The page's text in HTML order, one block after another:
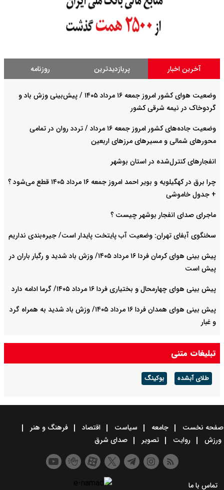
آخرین اخبار پربازدیدترین روزنامه
وضعیت هوای کشور امروز جمعه ۱۶ مرداد ۱۴۰۵ / پیش‌بینی وزش باد و
گردوخاک در نیمه شرقی کشور
وضعیت جاده‌های کشور امروز جمعه ۱۶ مرداد / تردد روان در تمامی
محورهای شمالی و مسیرهای مرزهای اربعین
انفجارهای کنترل‌شده در استان بوشهر
چرا برق در کهگیلویه و بویر احمد امروز جمعه ۱۶ مرداد ۱۴۰۵ قطع می‌شود ؟
+ جدول خاموشی
ماجرای صدای انفجار بوشهر چیست ؟
سخنگوی آبفای تهران: وضعیت آب پایتخت پایدار است/ جیره‌بندی نداریم
پیش بینی هوای کرمان فردا ۱۶ مرداد ۱۴۰۵/ وزش باد شدید و رگبار باران در
پیش است
پیش بینی هوای چهارمحال و بختیاری فردا ۱۶ مرداد ۱۴۰۵/ گرما ادامه دارد
پیش بینی هوای همدان فردا ۱۶ مرداد ۱۴۰۵/ وزش باد شدید به همراه گرد
و غبار
پیش بینی هوای هرمزگان فردا ۱۶ مرداد ۱۴۰۵/ دریا متلاطم می‌شود
تبلیغات متنی
طلای آبشده بوکینگ
صفحه نخست جامعه سیاست اقتصاد
فرهنگ و هنر
ورزش
روایت تصویر صدای شرق
تماس با ما